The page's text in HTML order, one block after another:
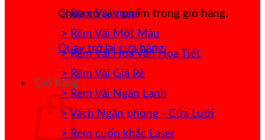
Chưa có sản phẩm trong giỏ hàng.
Quay trở lại cửa hàng
Giỏ hàng
> Rèm Vải Voan
> Rèm Vải Một Màu
> Rèm Vải Hoa Văn Họa Tiết
> Rèm Vải Giá Rẻ
> Rèm Vải Ngăn Lạnh
> Vách Ngăn phòng - Cửa Lưới
> Rèm cuốn khắc Laser